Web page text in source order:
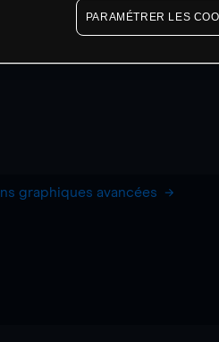
graphiques avancées
PARAMÉTRER LES